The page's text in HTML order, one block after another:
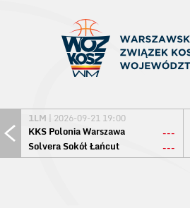
1LM | 2026-09-21 19:00
KKS Polonia Warszawa
---
Solvera Sokół Łańcut
---